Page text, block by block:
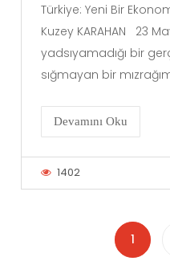
Türkiye: Yeni Bir
Kuzey KARAHAN 23
yadsıyamadığı bir
sığmayan bir
Devamını Oku
1402
1